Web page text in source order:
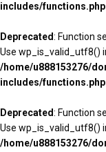
includes/functions.php
Deprecated: Function
Use wp_is_valid_utf8()
/home/u888153276/
includes/functions.php
Deprecated: Function
Use wp_is_valid_utf8()
/home/u888153276/